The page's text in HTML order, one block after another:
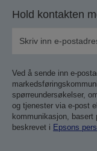
Hold kontakten
Ved å sende inn e-
spørreundersøkelser,
og tjenester via e-post
kommunikasjon, basert
beskrevet i Epsons